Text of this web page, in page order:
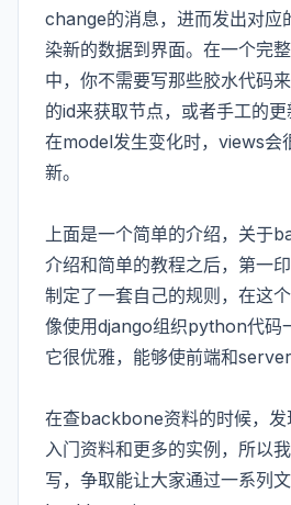
change的消息，进而发出对应
染新的数据到界面。在一个完
中，你不需要写那些胶水代码
的id来获取节点，或者手工的
在model发生变化时，views会
新。
上面是一个简单的介绍，关于
介绍和简单的教程之后，第一
制定了一套自己的规则，在这
像使用django组织python代码
它很优雅，能够使前端和server
在查backbone资料的时候，发
入门资料和更多的实例，所以
写，争取能让大家通过一系列